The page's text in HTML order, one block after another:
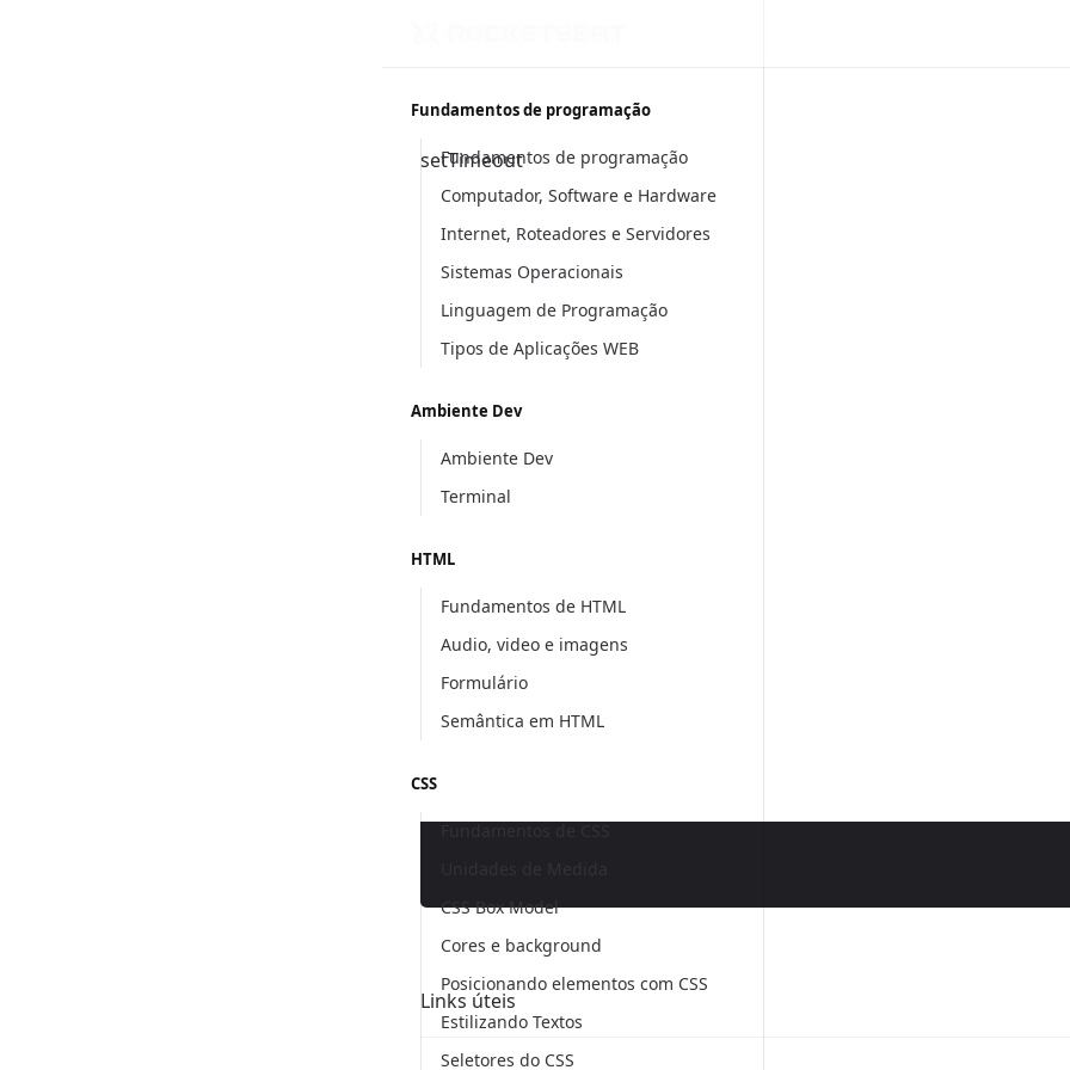
Fundamentos de programação
Fundamentos de programação
Computador, Software e Hardware
Internet, Roteadores e Servidores
Sistemas Operacionais
Linguagem de Programação
Tipos de Aplicações WEB
Ambiente Dev
Ambiente Dev
Terminal
HTML
Fundamentos de HTML
Audio, video e imagens
Formulário
Semântica em HTML
CSS
CSS Box Model
Cores e background
Posicionando elementos com CSS
Estilizando Textos
Seletores do CSS
setTimeout
Links úteis